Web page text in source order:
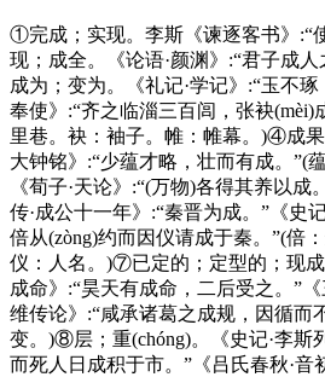
①完成；实现。李斯《谏逐客书》:“
现；成全。《论语·颜渊》:“君子成
成为；变为。《礼记·学记》:“玉不
奉使》:“齐之临淄三百闾，张袂(mèi)
里巷。袂：袖子。帷：帷幕。)④成
大钟铭》:“少蕴才略，壮而有成。”(
《荀子·天论》:“(万物)各得其养以
传·成公十一年》:“秦晋为成。”《史
倍从(zòng)约而因仪请成于秦。”(倍
仪：人名。)⑦已定的；定型的；现成
成命》:“昊天有成命，二后受之。”
维传论》:“咸承诸葛之成规，因循而
变。)⑧层；重(chóng)。《史记·李斯
而死人日成积于市。”《吕氏春秋·